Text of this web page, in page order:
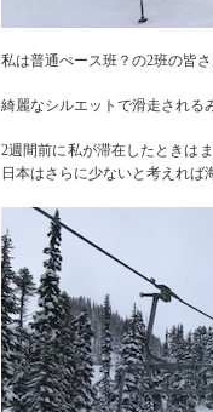
私は普通ぺース班？の2班の皆
綺麗なシルエットで滑走される
2週間前に私が滞在したときは
日本はさらに少ないと考えれば